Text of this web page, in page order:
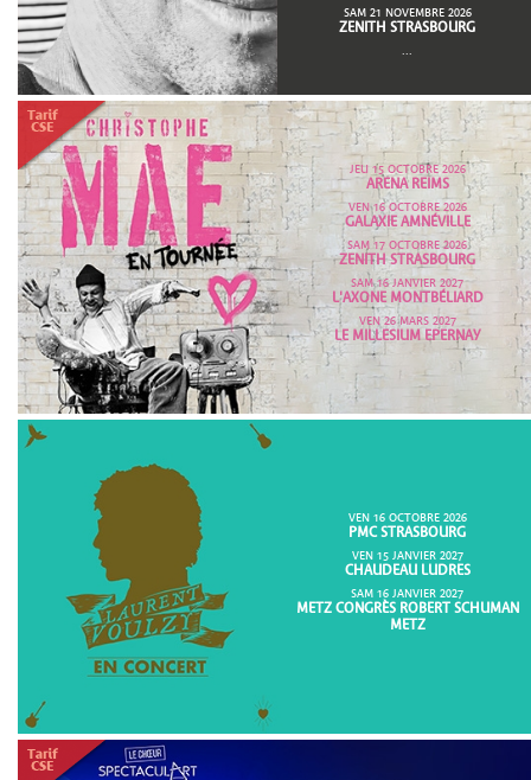
SAM 21 NOVEMBRE 2026
ZENITH STRASBOURG
...
JEU 15 OCTOBRE 2026
ARENA REIMS
VEN 16 OCTOBRE 2026
GALAXIE AMNÉVILLE
SAM 17 OCTOBRE 2026
ZENITH STRASBOURG
SAM 16 JANVIER 2027
L'AXONE MONTBÉLIARD
VEN 26 MARS 2027
LE MILLESIUM EPERNAY
VEN 16 OCTOBRE 2026
PMC STRASBOURG
VEN 15 JANVIER 2027
CHAUDEAU LUDRES
SAM 16 JANVIER 2027
METZ CONGRÈS ROBERT SCHUMAN
METZ